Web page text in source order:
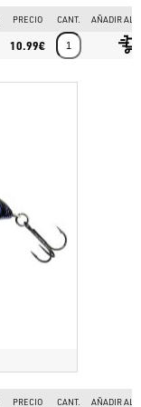
PRECIO CANT. AÑADIR AL
10.99€
PRECIO CANT. AÑADIR AL